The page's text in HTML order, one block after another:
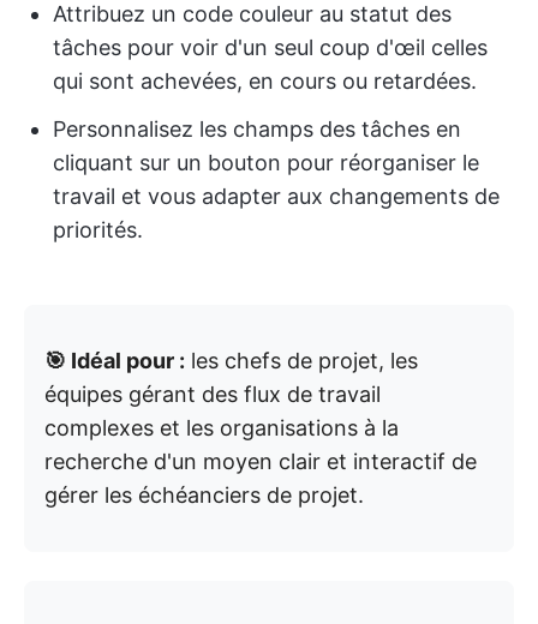
Attribuez un code couleur au statut des
tâches pour voir d'un seul coup d'œil celles
qui sont achevées, en cours ou retardées.
Personnalisez les champs des tâches en
cliquant sur un bouton pour réorganiser le
travail et vous adapter aux changements de
priorités.
🎯 Idéal pour : les chefs de projet, les
équipes gérant des flux de travail
complexes et les organisations à la
recherche d'un moyen clair et interactif de
gérer les échéanciers de projet.